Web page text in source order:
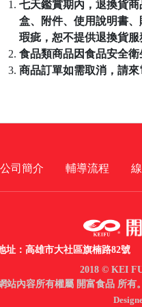
七天鑑賞期內，退換貨
盒、附件、使用說明書
瑕疵，恕不提供退換貨服
食品類商品因食品安全衛
商品訂單如需取消，請
公司簡介 輔導流程
址：高雄市大社區旗楠路82號
2018 © KEI
站內容所有權屬 開富食品 所有